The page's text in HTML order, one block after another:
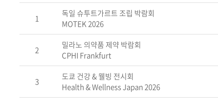
1
독일 슈투트가르트 조립 박람회
MOTEK 2026
2
밀라노 의약품 제약 박람회
CPHI Frankfurt
3
도쿄 건강 & 웰빙 전시회
Health & Wellness Japan 2026